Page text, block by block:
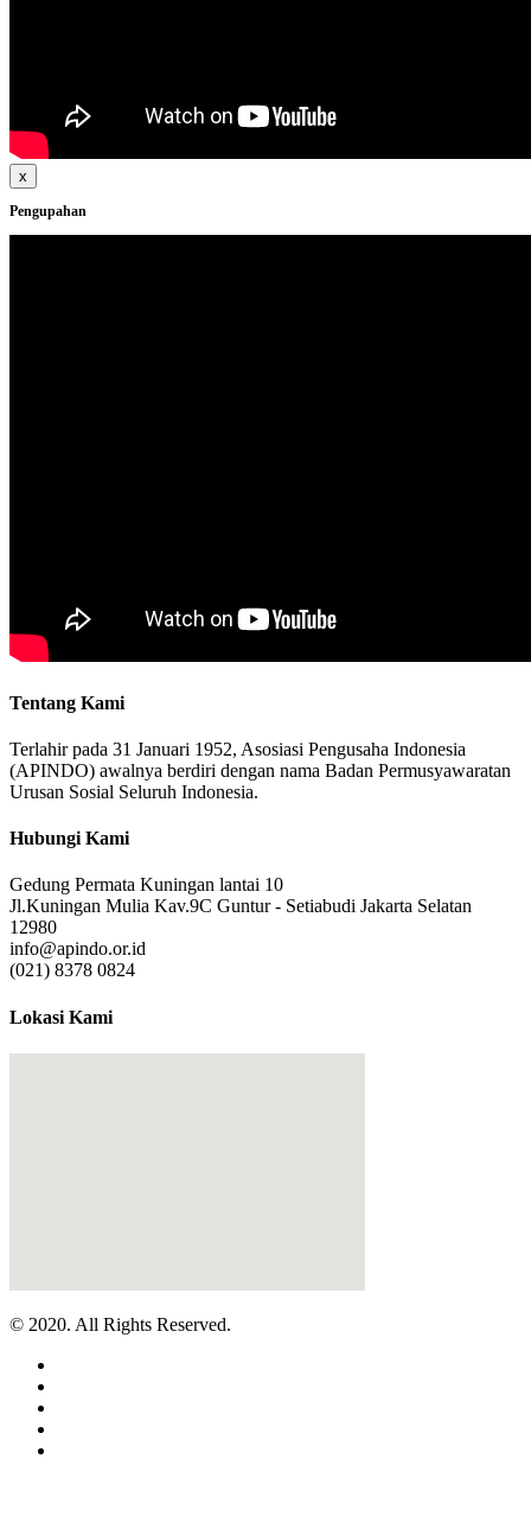
x
Pengupahan
Tentang Kami
Terlahir pada 31 Januari 1952, Asosiasi Pengusaha Indonesia
(APINDO) awalnya berdiri dengan nama Badan Permusyawaratan
Urusan Sosial Seluruh Indonesia.
Hubungi Kami
Gedung Permata Kuningan lantai 10
Jl.Kuningan Mulia Kav.9C Guntur - Setiabudi Jakarta Selatan
12980
info@apindo.or.id
(021) 8378 0824
Lokasi Kami
© 2020. All Rights Reserved.